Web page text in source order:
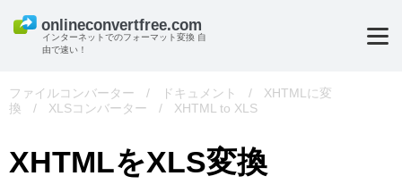
インターネットでのフォーマット変換 自
由で速い！
ファイルコンバーター / ドキュメント /
XHTMLに変
換
/ XLSコンバーター / XHTML to XLS
XHTMLをXLS変換